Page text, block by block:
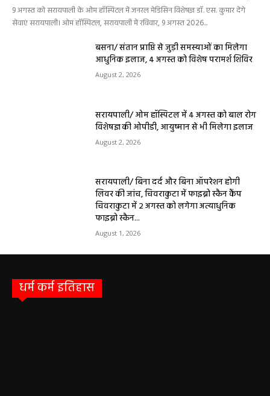
9 अगस्त को सरायपाली के ओम हॉस्पिटल में जनरल मेडिसिन विशेषज्ञ डॉ. एस. कुमार देंगे
सेवाएं सरायपाली। ओम हॉस्पिटल, सरायपाली में रविवार, 9 अगस्त 2026...
बसना/ संतान प्राप्ति से जुड़ी समस्याओं का मिलेगा
आधुनिक इलाज, 4 अगस्त को विशेष परामर्श शिविर
August 2, 2026
सरायपाली/ ओम हॉस्पिटल में 4 अगस्त को बाल रोग
विशेषज्ञ की ओपीडी, आयुष्मान से भी मिलेगा इलाज
August 2, 2026
सरायपाली/ बिना दर्द और बिना ऑपरेशन होगी
लिवर की जांच, चिवराकुटा में फाइब्रो स्कैन कैंप
चिवराकुटा में 2 अगस्त को लगेगा अत्याधुनिक
फाइब्रो स्कैन...
August 1, 2026
धर्म कर्म इतिहास